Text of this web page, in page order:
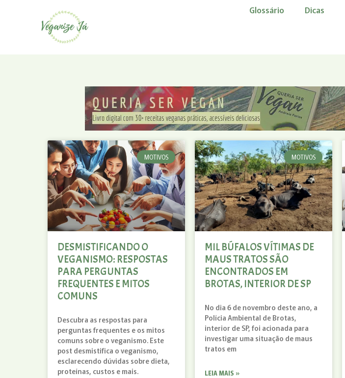
Glossário Dicas
MOTIVOS
DESMISTIFICANDO O
VEGANISMO: RESPOSTAS
PARA PERGUNTAS
FREQUENTES E MITOS
COMUNS
Descubra as respostas para
perguntas frequentes e os mitos
comuns sobre o veganismo. Este
post desmistifica o veganismo,
esclarecendo dúvidas sobre dieta,
proteínas, custos e mais.
MOTIVOS
MIL BÚFALOS VÍTIMAS DE
MAUS TRATOS SÃO
ENCONTRADOS EM
BROTAS, INTERIOR DE SP
No dia 6 de novembro deste ano, a
Polícia Ambiental de Brotas,
interior de SP, foi acionada para
investigar uma situação de maus
tratos em
LEIA MAIS »